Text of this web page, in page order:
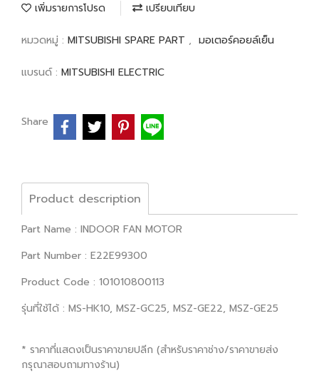
เพิ่มรายการโปรด เปรียบเทียบ
หมวดหมู่ : MITSUBISHI SPARE PART , มอเตอร์คอยล์เย็น
แบรนด์ : MITSUBISHI ELECTRIC
Share
Product description
Part Name : INDOOR FAN MOTOR
Part Number : E22E99300
Product Code : 101010800113
รุ่นที่ใช้ได้ : MS-HK10, MSZ-GC25, MSZ-GE22, MSZ-GE25
* ราคาที่แสดงเป็นราคาขายปลีก (สำหรับราคาช่าง/ราคาขายส่ง
กรุณาสอบถามทางร้าน)